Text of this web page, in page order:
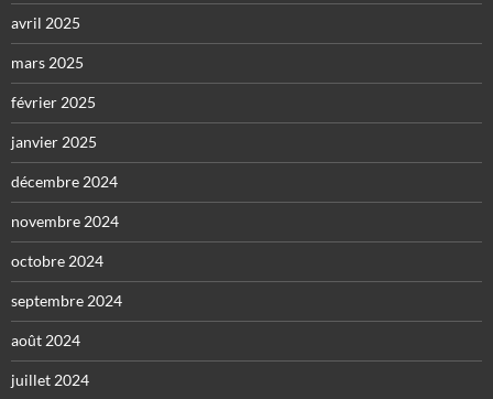
avril 2025
mars 2025
février 2025
janvier 2025
décembre 2024
novembre 2024
octobre 2024
septembre 2024
août 2024
juillet 2024